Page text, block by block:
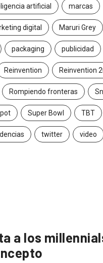
artificial marcas
digital Maruri Grey
packaging publicidad
Reinvention Reinvention
Rompiendo fronteras
Super Bowl TBT
twitter video
a los